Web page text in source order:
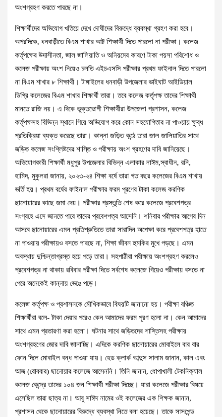
অংশগ্রহণ করতে পারছে না।
শিক্ষার্থীদের অভিযোগ খতিয়ে দেখে দোষীদের বিরুদ্ধে ব্যবস্থা গ্রহণ করা হবে।
অপরদিকে, ধনবাড়ীতে বিএম শাখার আট শিক্ষার্থী দিতে পারলো না পরীক্ষা। কলেজ
কর্তৃপক্ষের উদাসীনতা, জাল জালিয়াতি ও অনিয়মের কারণে টাকা পয়সা পরিশোধ ও
কলেজ পরীক্ষায় অংশ নিয়েও চলতি এইচএসসি পরীক্ষার প্রথম ফাইনাল দিতে পারলো
না বিএম শাখার ৮ শিক্ষার্থী। টাঙ্গাইলের ধনবাড়ী উপজেলার ভাইঘাট আইডিয়াল
ডিগ্রি কলেজের বিএম শাখার শিক্ষার্থী তারা। তবে কলেজ কর্তৃপক্ষ তাদের শিক্ষার্থী
মানতে রাজি নয়। এ দিকে ভুক্তভোগী শিক্ষার্থীরা উপজেলা প্রশাসন, কলেজ
কর্তৃপক্ষসহ বিভিন্ন স্থানে গিয়ে অভিযোগ করে কোন সহযোগিতার না পাওয়ায় ক্ষুব্ধ
প্রতিক্রিয়া ব্যক্ত করেছে তারা। কান্না জড়িত কন্ঠে তারা জাল জালিয়াতির সাথে
জড়িত কলেজ সংশ্লিষ্টদের শাস্তি ও পরীক্ষায় অংশ গ্রহণের দাবি জানিয়েছে।
অভিযোগকারী শিক্ষার্থী মধুপুর উপজেলার বিভিন্ন এলাকার নাঈম,স্বাধীন, রনি,
হামিদ, মুকুলরা জানায়, ২০২৩-২৪ শিক্ষা বর্ষে তারা গত বছর কলেজের বিএম শাখায়
ভর্তি হয়। প্রথম বর্ষের ফাইনাল পরীক্ষার ফরম পূরণের টাকা কলেজ করণিক
ছানোয়ারের কাছে জমা দেয়। পরীক্ষার প্রস্তুতি শেষ করে কলেজে প্রবেশপত্র
সংগ্রহে এসে জানতে পারে তাদের প্রবেশপত্র আসেনি। শনিবার পরীক্ষার আগের দিন
আসবে ছানোয়ারের এমন প্রতিশ্রুতিতে তারা সারাদিন অপেক্ষা করে প্রবেশপত্র হাতে
না পাওয়ায় পরীক্ষায়ও বসতে পারছে না, শিক্ষা জীবন হুমকির মুখে পড়ছে। এমন
অবস্থায় দুশ্চিন্তাগ্রস্ত হয়ে পড়ে তারা। সহপাঠীরা পরীক্ষায় অংশগ্রহণ করলেও
প্রবেশপত্র না থাকায় রবিবার পরীক্ষা দিতে সর্বশেষ কলেজে গিয়েও পরীক্ষায় বসতে না
পেরে অনেকেই কান্নায় ভেঙে পড়ে।
কলেজ কর্তৃপক্ষ ও প্রশাসনকে মৌখিকভাবে বিষয়টি জানানো হয়। পরীক্ষা বঞ্চিত
শিক্ষার্থীরা বলে- টাকা দেয়ার পরেও কেন আমাদের ফরম পূরণ হলো না। কেন আমাদের
সাথে এমন প্রতারণা করা হলো। ঘটনার সাথে জড়িতদের শাস্তিসহ পরীক্ষায়
অংশগ্রহণের জোর দাবি জানাচ্ছি। এদিকে করণিক ছানোয়ারের মোবাইলে বার বার
ফোন দিলে মোবাইল বন্ধ পাওয়া যায়। হেড ক্লার্ক আব্দুস সালাম জানান, কাল এবং
আজ (রোববার) ছানোয়ার কলেজে আসেননি। তিনি জানান, ধোপাখালী টেকনিক্যাল
কলেজ কেন্দ্রে তাদের ১০৪ জন শিক্ষার্থী পরীক্ষা দিচ্ছে। যারা কলেজে পরীক্ষার বিষয়ে
এসেছিল তারা ছাত্র না। আবু সাঈদ নামের ওই কলেজের এক শিক্ষক জানান,
প্রশাসন থেকে ছানোয়ারের বিরুদ্ধে ব্যবস্থা নিতে বলা হয়েছে। তাকে সাসপেন্ড